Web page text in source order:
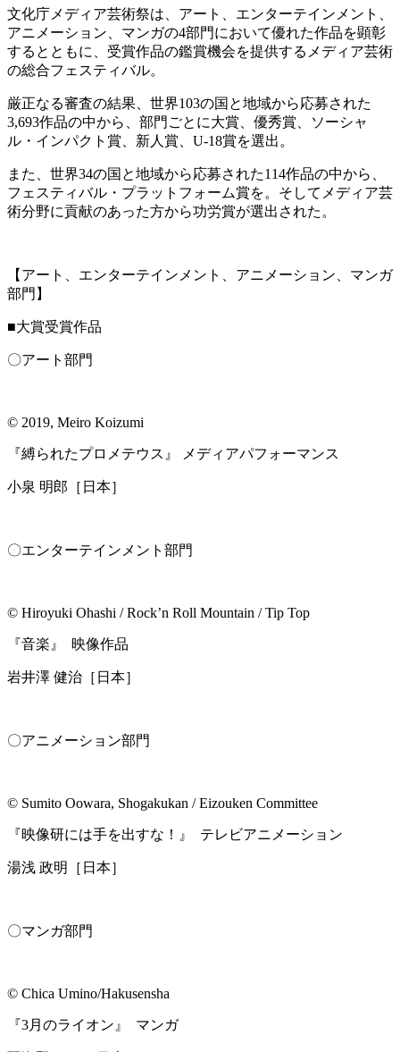
文化庁メディア芸術祭は、アート、エンターテインメント、
アニメーション、マンガの4部門において優れた作品を顕彰
するとともに、受賞作品の鑑賞機会を提供するメディア芸術
の総合フェスティバル。
厳正なる審査の結果、世界103の国と地域から応募された
3,693作品の中から、部門ごとに大賞、優秀賞、ソーシャ
ル・インパクト賞、新人賞、U-18賞を選出。
また、世界34の国と地域から応募された114作品の中から、
フェスティバル・プラットフォーム賞を。そしてメディア芸
術分野に貢献のあった方から功労賞が選出された。
【アート、エンターテインメント、アニメーション、マンガ
部門】
■大賞受賞作品
〇アート部門
© 2019, Meiro Koizumi
『縛られたプロメテウス』 メディアパフォーマンス
小泉 明郎［日本］
〇エンターテインメント部門
© Hiroyuki Ohashi / Rock’n Roll Mountain / Tip Top
『⾳楽』 映像作品
岩井澤 健治［日本］
〇アニメーション部門
© Sumito Oowara, Shogakukan / Eizouken Committee
『映像研には⼿を出すな！』 テレビアニメーション
湯浅 政明［日本］
〇マンガ部門
© Chica Umino/Hakusensha
『3⽉のライオン』 マンガ